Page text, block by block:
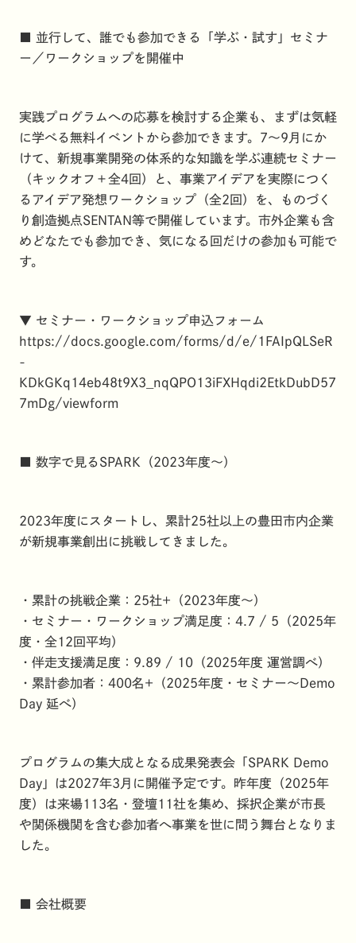
■ 並行して、誰でも参加できる「学ぶ・試す」セミナ
ー／ワークショップを開催中
実践プログラムへの応募を検討する企業も、まずは気軽
に学べる無料イベントから参加できます。7〜9月にか
けて、新規事業開発の体系的な知識を学ぶ連続セミナー
（キックオフ＋全4回）と、事業アイデアを実際につく
るアイデア発想ワークショップ（全2回）を、ものづく
り創造拠点SENTAN等で開催しています。市外企業も含
めどなたでも参加でき、気になる回だけの参加も可能で
す。
▼ セミナー・ワークショップ申込フォーム
https://docs.google.com/forms/d/e/1FAIpQLSeR
-
KDkGKq14eb48t9X3_nqQPO13iFXHqdi2EtkDubD57
7mDg/viewform
■ 数字で見るSPARK（2023年度〜）
2023年度にスタートし、累計25社以上の豊田市内企業
が新規事業創出に挑戦してきました。
・累計の挑戦企業：25社+（2023年度〜）
・セミナー・ワークショップ満足度：4.7 / 5（2025年
度・全12回平均）
・伴走支援満足度：9.89 / 10（2025年度 運営調べ）
・累計参加者：400名+（2025年度・セミナー〜Demo
Day 延べ）
プログラムの集大成となる成果発表会「SPARK Demo
Day」は2027年3月に開催予定です。昨年度（2025年
度）は来場113名・登壇11社を集め、採択企業が市長
や関係機関を含む参加者へ事業を世に問う舞台となりま
した。
■ 会社概要